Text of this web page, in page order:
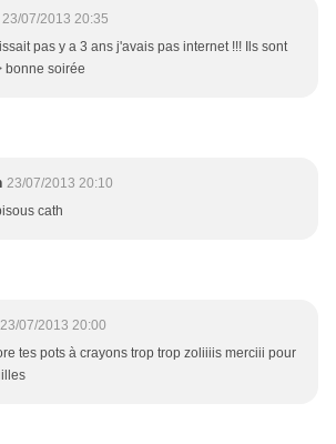
23/07/2013 20:35
pas y a 3 ans j'avais pas internet !!! Ils sont
bonne soirée
23/07/2013 20:10
cath
23/07/2013 20:00
tes pots à crayons trop trop zoliiiis merciii pour